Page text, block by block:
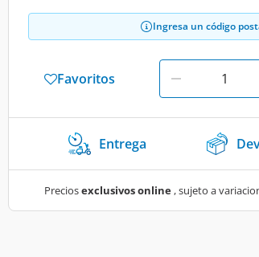
Ingresa un código
Favoritos
Entrega
Preciosexclusivos online, sujeto a